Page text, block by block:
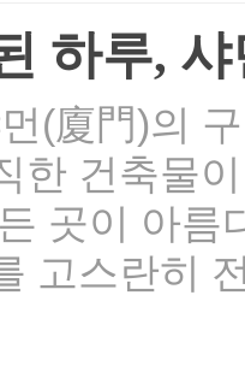
하루,
(廈門)의
한 건축물
곳이 아
고스란히